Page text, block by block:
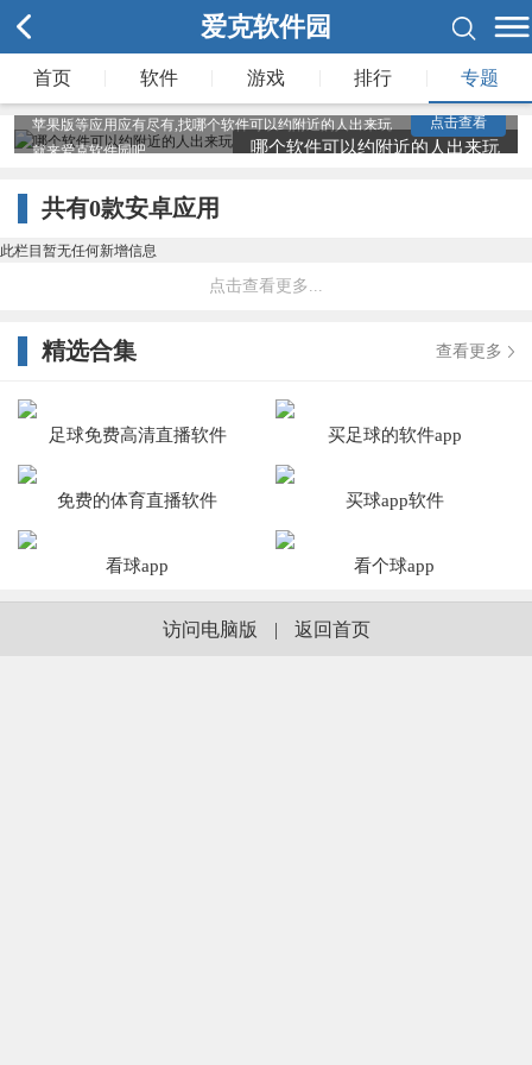
爱克软件园
首页 软件 游戏 排行 专题
哪个软件可以约附近的人出来玩
爱克软件园为您整理了多款哪个软件可以约附近的人出来
苹果版等应用应有尽有,找哪个软件可以约附近的人出来玩
就来爱克软件园吧。
点击查看
共有0款安卓应用
此栏目暂无任何新增信息
点击查看更多...
精选合集 查看更多
足球免费高清直播软件 买足球的软件app
免费的体育直播软件 买球app软件
看球app 看个球app
访问电脑版 | 返回首页